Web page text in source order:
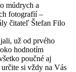
múdrych a
fotografií –
čitateľ Štefan Filo
už od prvého
hodnotím
poučné aj
si vždy na Vás